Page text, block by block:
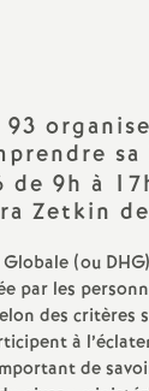
93
sa
de 9h à
Zetkin
(ou DHG
par les
des critères
à
de